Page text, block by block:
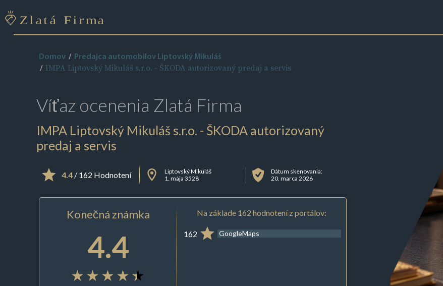
Domov Predajca automobilov Liptovský Mikuláš
IMPA Liptovský Mikuláš s.r.o. - ŠKODA autorizovaný predaj a servis
Víťaz ocenenia Zlatá Firma
IMPA Liptovský Mikuláš s.r.o. - ŠKODA autorizovaný
predaj a servis
4.4/ 162 Hodnotení
Liptovský Mikuláš
1. mája 3528
Dátum skenovania:
20. marca 2026
Konečná známka
4.4
Na základe 162 hodnotení z portálov:
162 GoogleMaps